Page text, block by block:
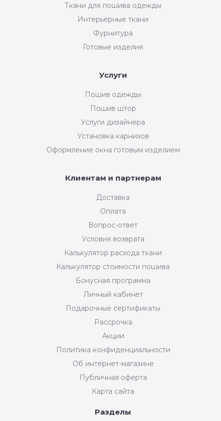
Ткани для пошива одежды
Интерьерные ткани
Фурнитура
Готовые изделия
Услуги
Пошив одежды
Пошив штор
Услуги дизайнера
Установка карнизов
Оформление окна готовым изделием
Клиентам и партнерам
Доставка
Оплата
Вопрос-ответ
Условия возврата
Калькулятор расхода ткани
Калькулятор стоимости пошива
Бонусная программа
Личный кабинет
Подарочные сертификаты
Рассрочка
Акции
Политика конфиденциальности
Об интернет-магазине
Публичная оферта
Карта сайта
Разделы